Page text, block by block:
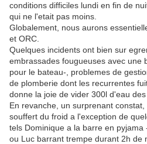
conditions difficiles lundi en fin de
qui ne l'etait pas moins.
Globalement, nous aurons
et ORC.
Quelques incidents ont bien sur
embrassades fougueuses avec une
pour le bateau-, problemes de
de plomberie dont les recurrentes
donne la joie de vider 300l d'eau
En revanche, un surprenant
souffert du froid a l'exception de
tels Dominique a la barre en
ou Luc barrant trempe durant 2h de